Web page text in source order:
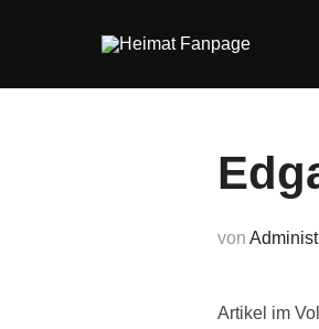
von
Artikel im